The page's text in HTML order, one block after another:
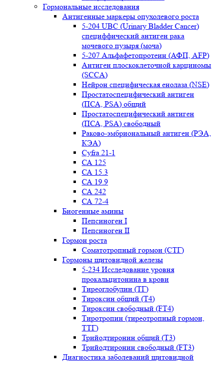
Гормональные исследования
Антигенные маркеры опухолевого роста
5-204 UBC (Urinary Bladder Cancer)
специффический антиген рака
мочевого пузыря (моча)
5-207 Альфафетопротеин (АФП, AFP)
Антиген плоскоклеточной карциномы
(SCCA)
Нейрон специфическая енолаза (NSE)
Простатоспецифический антиген
(ПСА, PSA) общий
Простатоспецифический антиген
(ПСА, PSA) свободный
Раково-эмбриональный антиген (РЭА,
КЭА)
Сyfra 21-1
СА 125
СА 15.3
СА 19.9
СА 242
СА 72-4
Биогенные амины
Пепсиноген I
Пепсиноген II
Гормон роста
Соматотропный гормон (СТГ)
Гормоны щитовидной железы
5-234 Исследование уровня
прокальцитонина в крови
Тиреоглобулин (ТГ)
Тироксин общий (Т4)
Тироксин свободный (FT4)
Тиротропин (тиреотропный гормон,
ТТГ)
Трийодтиронин общий (Т3)
Трийодтиронин свободный (FT3)
Диагностика заболеваний щитовидной